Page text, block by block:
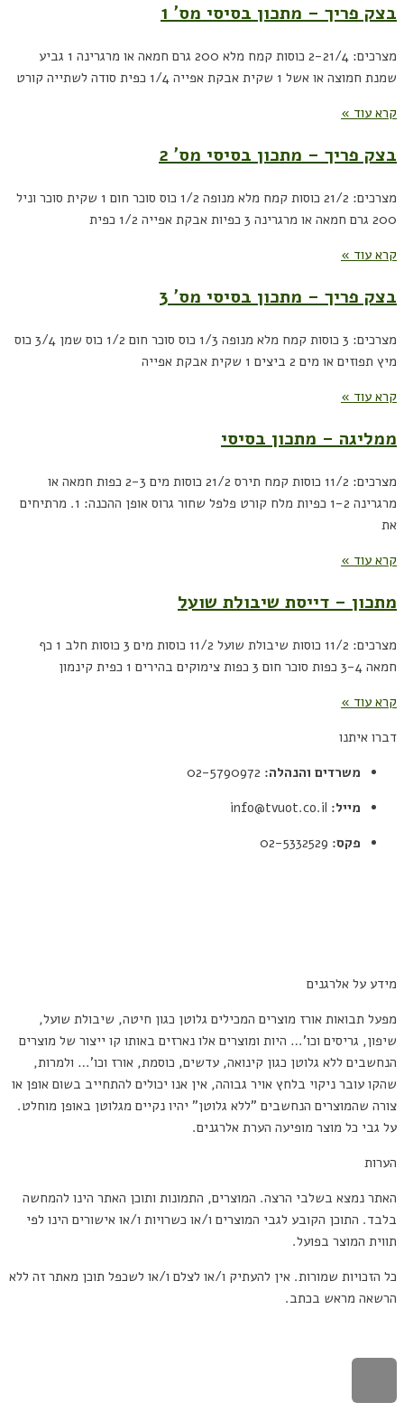
בצק פריך – מתכון בסיסי מס' 1
מצרכים: 2-21/4 כוסות קמח מלא 200 גרם חמאה או מרגרינה 1 גביע
שמנת חמוצה או אשל 1 שקית אבקת אפייה 1/4 כפית סודה לשתייה קורט
קרא עוד »
בצק פריך – מתכון בסיסי מס' 2
מצרכים: 21/2 כוסות קמח מלא מנופה 1/2 כוס סוכר חום 1 שקית סוכר וניל
200 גרם חמאה או מרגרינה 3 כפיות אבקת אפייה 1/2 כפית
קרא עוד »
בצק פריך – מתכון בסיסי מס' 3
מצרכים: 3 כוסות קמח מלא מנופה 1/3 כוס סוכר חום 1/2 כוס שמן 3/4 כוס
מיץ תפוזים או מים 2 ביצים 1 שקית אבקת אפייה
קרא עוד »
ממליגה – מתכון בסיסי
מצרכים: 11/2 כוסות קמח תירס 21/2 כוסות מים 2-3 כפות חמאה או
מרגרינה 1-2 כפיות מלח קורט פלפל שחור גרוס אופן ההכנה: 1. מרתיחים
את
קרא עוד »
מתכון – דייסת שיבולת שועל
מצרכים: 11/2 כוסות שיבולת שועל 11/2 כוסות מים 3 כוסות חלב 1 כף
חמאה 3-4 כפות סוכר חום 3 כפות צימוקים בהירים 1 כפית קינמון
קרא עוד »
דברו איתנו
משרדים והנהלה:
מייל:
פקס:
מידע על אלרגנים
מפעל תבואות אורז מוצרים המכילים גלוטן כגון חיטה, שיבולת שועל,
שיפון, גריסים וכו'… היות ומוצרים אלו נארזים באותו קו ייצור של מוצרים
הנחשבים ללא גלוטן כגון קינואה, עדשים, כוסמת, אורז וכו'… ולמרות,
שהקו עובר ניקוי בלחץ אויר גבוהה, אין אנו יכולים להתחייב בשום אופן או
צורה שהמוצרים הנחשבים "ללא גלוטן" יהיו נקיים מגלוטן באופן מוחלט.
על גבי כל מוצר מופיעה הערת אלרגנים.
הערות
האתר נמצא בשלבי הרצה. המוצרים, התמונות ותוכן האתר הינו להמחשה
בלבד. התוכן הקובע לגבי המוצרים ו/או כשרויות ו/או אישורים הינו לפי
תווית המוצר בפועל.
כל הזכויות שמורות. אין להעתיק ו/או לצלם ו/או לשכפל תוכן מאתר זה ללא
הרשאה מראש בכתב.